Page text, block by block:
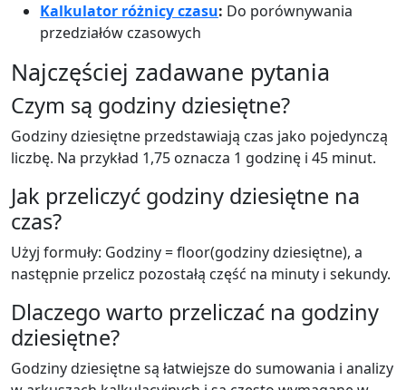
Kalkulator różnicy czasu: Do porównywania
przedziałów czasowych
Najczęściej zadawane pytania
Czym są godziny dziesiętne?
Godziny dziesiętne przedstawiają czas jako pojedynczą
liczbę. Na przykład 1,75 oznacza 1 godzinę i 45 minut.
Jak przeliczyć godziny dziesiętne na
czas?
Użyj formuły: Godziny = floor(godziny dziesiętne), a
następnie przelicz pozostałą część na minuty i sekundy.
Dlaczego warto przeliczać na godziny
dziesiętne?
Godziny dziesiętne są łatwiejsze do sumowania i analizy